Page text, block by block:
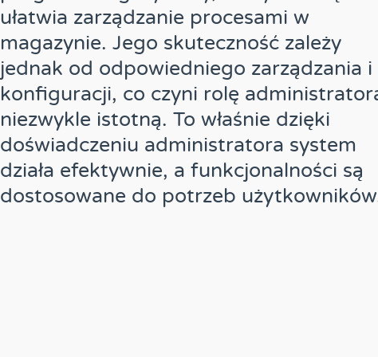
ułatwia zarządzanie procesami w
magazynie. Jego skuteczność zależy
jednak od odpowiedniego zarządzania i
konfiguracji, co czyni rolę
niezwykle istotną. To właśnie dzięki
doświadczeniu administratora system
działa efektywnie, a funkcjonalności są
dostosowane do potrzeb